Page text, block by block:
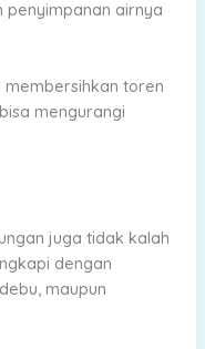
penyimpanan airnya
toren
mengurangi
juga tidak kalah
dengan
maupun